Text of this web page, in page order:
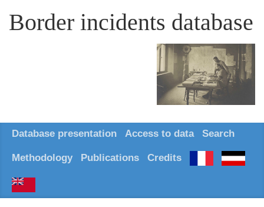
Border incidents database
Database presentation Access to data Search
Methodology Publications Credits